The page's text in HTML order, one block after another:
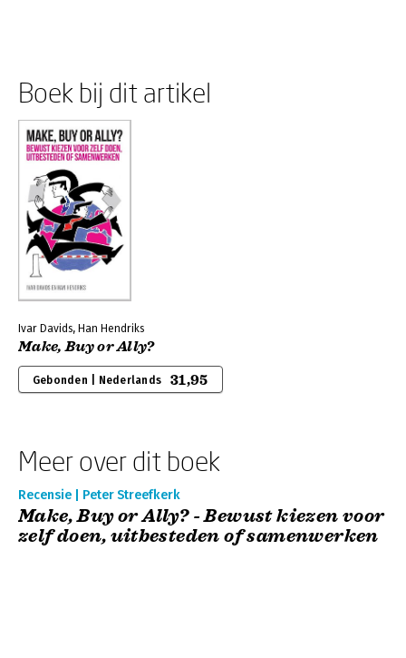
Boek bij dit artikel
Ivar Davids, Han Hendriks
Make, Buy or Ally?
Gebonden | Nederlands 31,95
Meer over dit boek
Recensie | Peter Streefkerk
Make, Buy or Ally? - Bewust kiezen voor
zelf doen, uitbesteden of samenwerken